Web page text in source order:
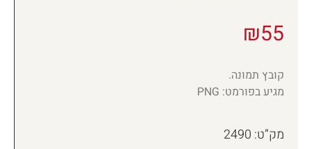
₪55
קובץ תמונה.
מגיע בפורמט: PNG
מק”ט: 2490